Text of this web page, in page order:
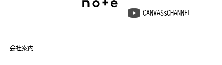
CANVASsCHANNEL
会社案内